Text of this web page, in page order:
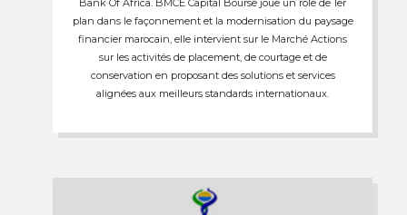
plan dans le façonnement et la modernisation du paysage
financier marocain, elle intervient sur le Marché Actions
sur les activités de placement, de courtage et de
conservation en proposant des solutions et services
alignées aux meilleurs standards internationaux.